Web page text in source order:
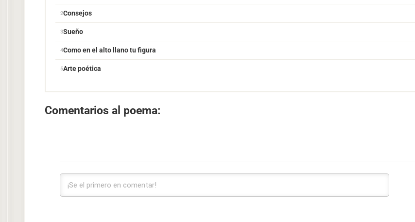
Consejos
Sueño
Como en el alto llano tu figura
Arte poética
Comentarios al poema: